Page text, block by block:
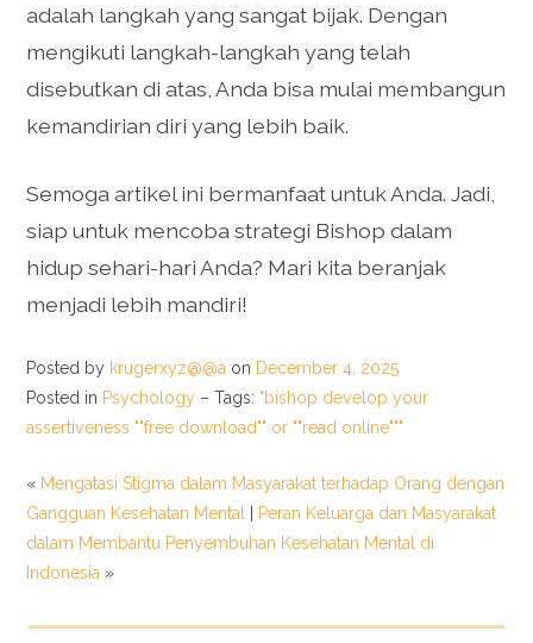
adalah langkah yang sangat bijak. Dengan
mengikuti langkah-langkah yang telah
disebutkan di atas, Anda bisa mulai membangun
kemandirian diri yang lebih baik.
Semoga artikel ini bermanfaat untuk Anda. Jadi,
siap untuk mencoba strategi Bishop dalam
hidup sehari-hari Anda? Mari kita beranjak
menjadi lebih mandiri!
Posted by krugerxyz@@a on December 4, 2025
Posted in Psychology – Tags: "bishop develop your
assertiveness ""free download"" or ""read online"""
« Mengatasi Stigma dalam Masyarakat terhadap Orang dengan
Gangguan Kesehatan Mental | Peran Keluarga dan Masyarakat
dalam Membantu Penyembuhan Kesehatan Mental di
Indonesia »